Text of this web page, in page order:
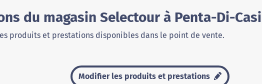
du magasin Selectour à Penta-Di-
produits et prestations disponibles dans le point de vente.
Modifier les produits et prestations